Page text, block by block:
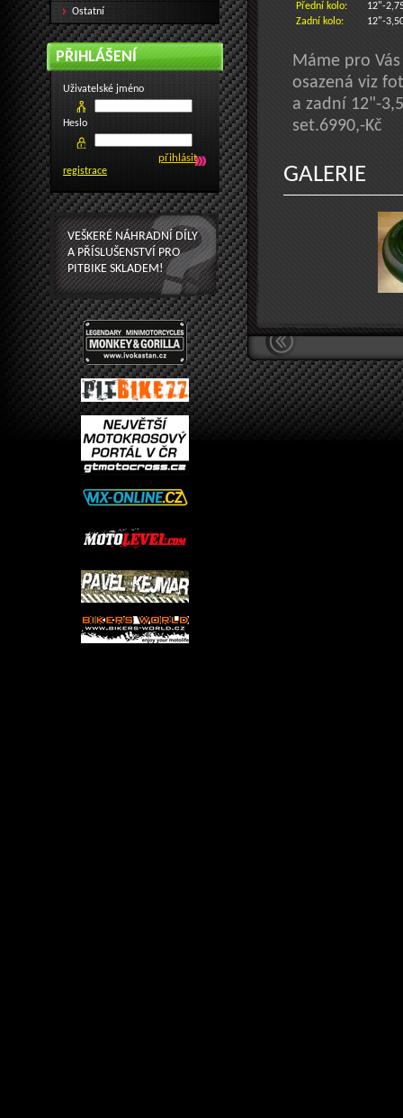
Přední kolo:
12"-
Zadní kolo:
12"-
Máme pro
osazená viz
a zadní 12"-
set.6990,-Kč
GALERIE
Ostatní
PŘIHLÁŠENÍ
Uživatelské jméno
Heslo
registrace
VEŠKERÉ NÁHRADNÍ DÍLY
A PŘÍSLUŠENSTVÍ PRO
PITBIKE SKLADEM!